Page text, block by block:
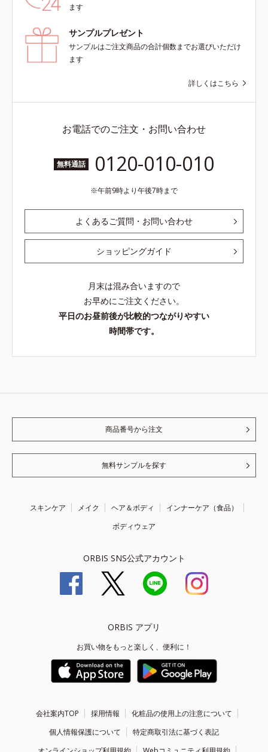
ます
サンプルプレゼント
サンプルはご注文商品の合計個数までお選びいただけ
ます
詳しくはこちら
お電話でのご注文・お問い合わせ
無料通話 0120-010-010
午前9時より午後7時まで
よくあるご質問・お問い合わせ
ショッピングガイド
月末は混み合いますので
お早めにご注文ください。
平日のお昼前後が比較的つながりやすい
時間帯です。
商品番号から注文
無料サンプルを探す
スキンケア メイク ヘア＆ボディ
インナーケア（食品）
ボディウェア
ORBIS SNS公式アカウント
ORBIS アプリ
お買い物をもっと楽しく、便利に！
会社案内TOP 採用情報
化粧品の使用上の注意について
個人情報保護について
特定商取引法に基づく表記